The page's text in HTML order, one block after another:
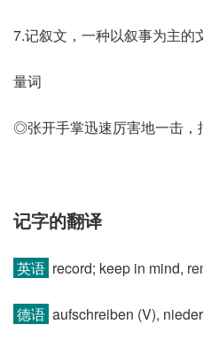
7.记叙文，一种以叙事为主的
量词
◎张开手掌迅速厉害地一击，
记字的翻译
英语 record; keep in mind,
德语 aufschreiben (V)​,